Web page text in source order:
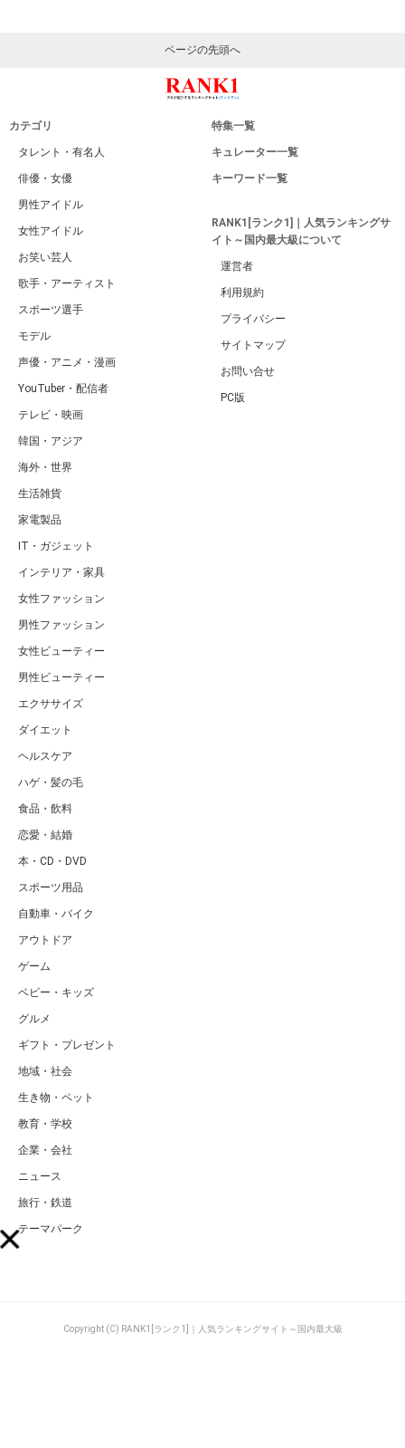
ページの先頭へ
カテゴリ
タレント・有名人
俳優・女優
男性アイドル
女性アイドル
お笑い芸人
歌手・アーティスト
スポーツ選手
モデル
声優・アニメ・漫画
YouTuber・配信者
テレビ・映画
韓国・アジア
海外・世界
生活雑貨
家電製品
IT・ガジェット
インテリア・家具
女性ファッション
男性ファッション
女性ビューティー
男性ビューティー
エクササイズ
ダイエット
ヘルスケア
ハゲ・髪の毛
食品・飲料
恋愛・結婚
本・CD・DVD
スポーツ用品
自動車・バイク
アウトドア
ゲーム
ベビー・キッズ
グルメ
ギフト・プレゼント
地域・社会
生き物・ペット
教育・学校
企業・会社
ニュース
旅行・鉄道
テーマパーク
特集一覧
キュレーター一覧
キーワード一覧
RANK1[ランク1]｜人気ランキングサ
イト～国内最大級について
運営者
利用規約
プライバシー
サイトマップ
お問い合せ
PC版
Copyright (C) RANK1[ランク1]｜人気ランキングサイト～国内最大級